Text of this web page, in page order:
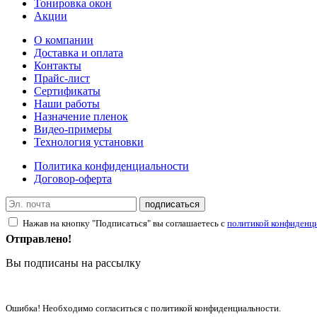
Тонировка окон
Акции
О компании
Доставка и оплата
Контакты
Прайс-лист
Сертификаты
Наши работы
Назначение пленок
Видео-примеры
Технология установки
Политика конфиденциальности
Договор-оферта
подписаться
Нажав на кнопку "Подписаться" вы соглашаетесь с политикой
Отправлено!
Вы подписаны на рассылку
Ошибка! Необходимо согласиться с политикой конфиденциальности.